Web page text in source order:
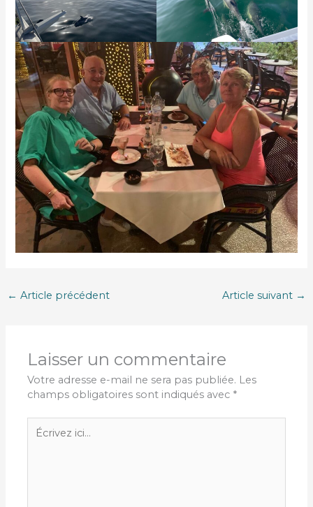
← Article précédent Article suivant →
Laisser un commentaire
Votre adresse e-mail ne sera pas publiée. Les
champs obligatoires sont indiqués avec *
ici…